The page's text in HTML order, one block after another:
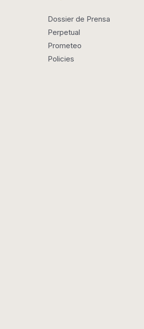
Dossier de Prensa
Perpetual
Prometeo
Policies